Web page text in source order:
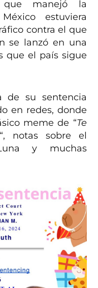
que manejó la
estuviera
contra el que
se lanzó en una
que el país sigue
de su sentencia
en redes, donde
meme de “Te
“, notas sobre el
y muchas